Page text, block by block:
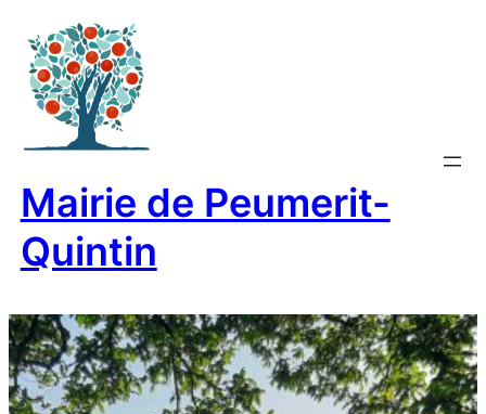
contenu
Mairie de Peumerit-
Quintin